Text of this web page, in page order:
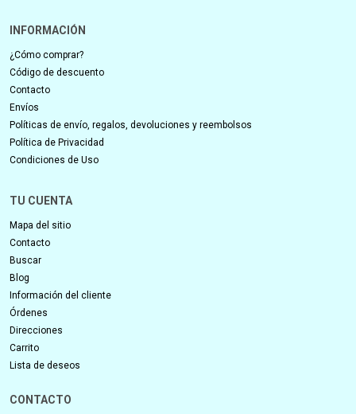
INFORMACIÓN
¿Cómo comprar?
Código de descuento
Contacto
Envíos
Políticas de envío, regalos, devoluciones y reembolsos
Política de Privacidad
Condiciones de Uso
TU CUENTA
Mapa del sitio
Contacto
Buscar
Blog
Información del cliente
Órdenes
Direcciones
Carrito
Lista de deseos
CONTACTO